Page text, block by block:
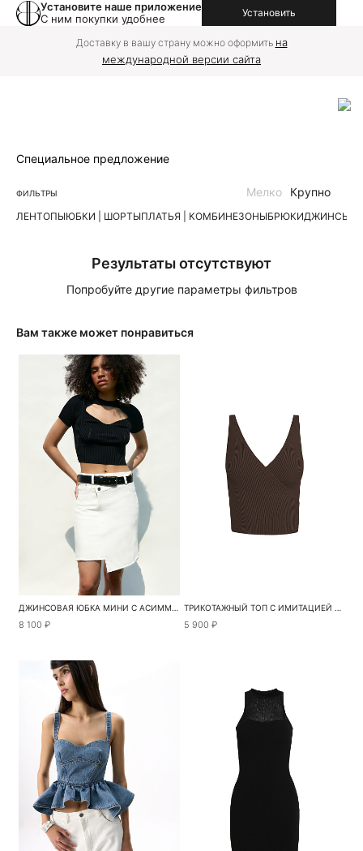
Установите наше приложение
С ним покупки удобнее
Установить
Доставку в вашу страну можно оформить на
международной версии сайта
Специальное предложение
ФИЛЬТРЫ
ЛЕНТОПЫЮБКИ | ШОРТЫПЛАТЬЯ | КОМБИНЕЗОНЫБРЮКИДЖИНСЫ
Мелко Крупно
Результаты отсутствуют
Попробуйте другие параметры фильтров
Вам также может понравиться
ДЖИНСОВАЯ ЮБКА МИНИ С АСИММЕТРИЧНОЙ ЗАСТЕЖКОЙ
8 100 ₽
ТРИКОТАЖНЫЙ ТОП С ИМИТАЦИЕЙ ЗАПАХА
5 900 ₽